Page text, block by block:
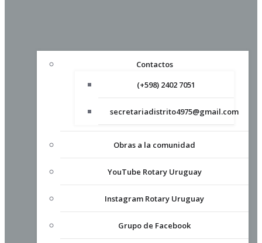
Contactos
(+598) 2402 7051
secretariadistrito4975@gmail.com
Obras a la comunidad
YouTube Rotary Uruguay
Instagram Rotary Uruguay
Grupo de Facebook